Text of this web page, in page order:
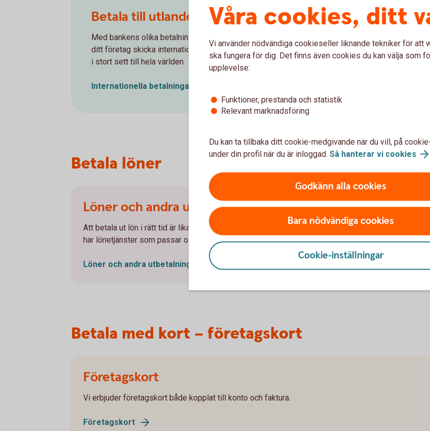
Betala till utlandet
Med bankens olika betalningskanaler kan
ditt företag skicka internationell betalningar
i stort sett till hela världen.
Internationella betalningar
Ta emot e-faktura
leverantörsfakturor? Ta hjälp av banken för
att ta emot fakturorna elektroniskt.
Betala löner
Löner och andra utbetalningar
Att betala ut lön i rätt tid är lika viktigt för dig som arbetsgivare som för de anställda. Vi
har lönetjänster som passar oavsett antal anställda.
Löner och andra utbetalningar
Betala med kort – företagskort
Företagskort
Vi erbjuder företagskort både kopplat till konto och faktura.
Företagskort
Våra cookies, ditt
Vi använder nödvändiga cookieseller liknande tekniker för att
ska fungera för dig. Det finns även cookies du kan välja som
upplevelse:
Funktioner, prestanda och statistik
Relevant marknadsföring
Du kan ta tillbaka ditt cookie-medgivande när du vill, på
under din profil när du är inloggad. Så hanterar vi cookies
Godkänn alla cookies
Bara nödvändiga cookies
Cookie-inställningar